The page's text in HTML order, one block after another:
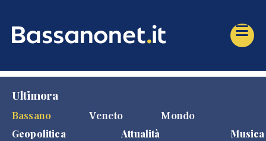
Ultimora
Bassano
Veneto Mondo
Geopolitica Attualità Musica